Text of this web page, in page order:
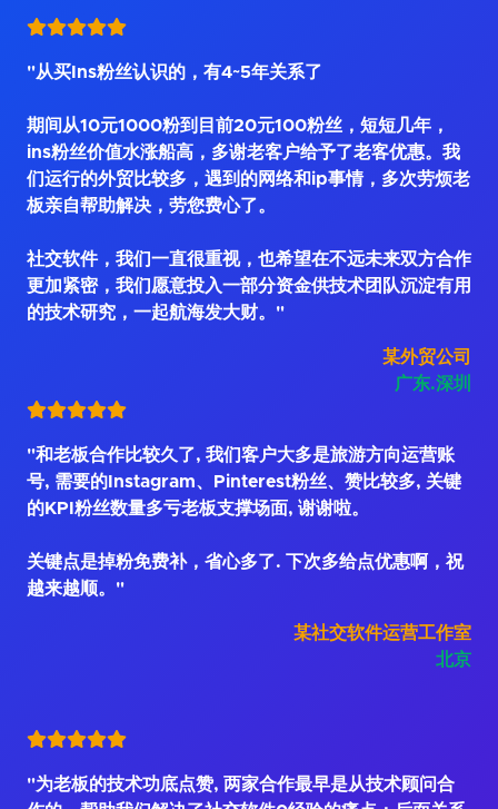
"从买Ins粉丝认识的，有4~5年关系了
期间从10元1000粉到目前20元100粉丝，短短几年，
ins粉丝价值水涨船高，多谢老客户给予了老客优惠。我
们运行的外贸比较多，遇到的网络和ip事情，多次劳烦老
板亲自帮助解决，劳您费心了。
社交软件，我们一直很重视，也希望在不远未来双方合作
更加紧密，我们愿意投入一部分资金供技术团队沉淀有用
的技术研究，一起航海发大财。"
某外贸公司
广东.深圳
"和老板合作比较久了, 我们客户大多是旅游方向运营账
号, 需要的Instagram、Pinterest粉丝、赞比较多, 关键
的KPI粉丝数量多亏老板支撑场面, 谢谢啦。
关键点是掉粉免费补，省心多了. 下次多给点优惠啊，祝
越来越顺。"
某社交软件运营工作室
北京
"为老板的技术功底点赞, 两家合作最早是从技术顾问合